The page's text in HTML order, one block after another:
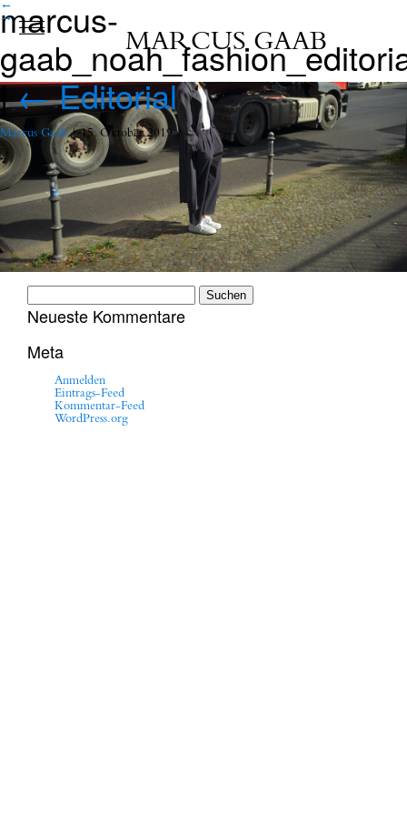
MARCUS GAAB
marcus-
|←Editorial
Marcus Gaab | 15. Oktober 2019
←
→
nach:
Neueste Kommentare
Meta
Anmelden
Eintrags-Feed
Kommentar-Feed
WordPress.org